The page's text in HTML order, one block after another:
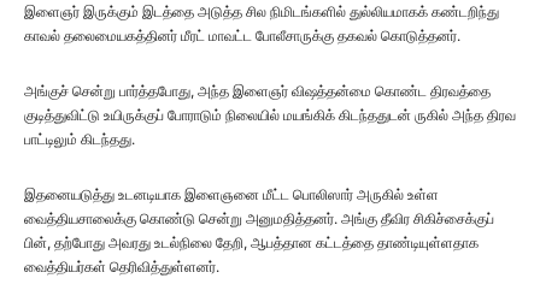
இளைஞர் இருக்கும் இடத்தை அடுத்த சில நிமிடங்களில் துல்லியமாகக் கண்டறிந்து
காவல் தலைமையகத்தினர் மீரட் மாவட்ட போலீசாருக்கு தகவல் கொடுத்தனர்.
அங்குச் சென்று பார்த்தபோது, அந்த இளைஞர் விஷத்தன்மை கொண்ட திரவத்தை
குடித்துவிட்டு உயிருக்குப் போராடும் நிலையில் மயங்கிக் கிடந்ததுடன் ருகில் அந்த திரவ
பாட்டிலும் கிடந்தது.
இதனையடுத்து உடனடியாக இளைஞனை மீட்ட பொலிஸார் அருகில் உள்ள
வைத்தியசாலைக்கு கொண்டு சென்று அனுமதித்தனர். அங்கு தீவிர சிகிச்சைக்குப்
பின், தற்போது அவரது உடல்நிலை தேறி, ஆபத்தான கட்டத்தை தாண்டியுள்ளதாக
வைத்தியர்கள் தெரிவித்துள்ளனர்.